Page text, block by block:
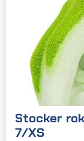
Stocker
7/XS